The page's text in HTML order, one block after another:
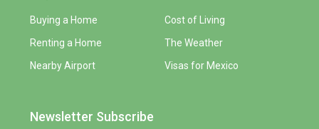
Buying a Home
Renting a Home
Nearby Airport
Cost of Living
The Weather
Visas for Mexico
Newsletter Subscribe